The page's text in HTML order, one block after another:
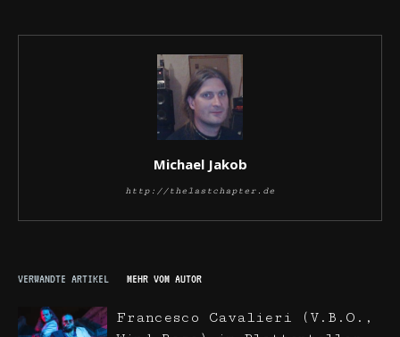
Michael Jakob
http://thelastchapter.de
VERWANDTE ARTIKEL MEHR VOM AUTOR
Francesco Cavalieri (V.B.O.,